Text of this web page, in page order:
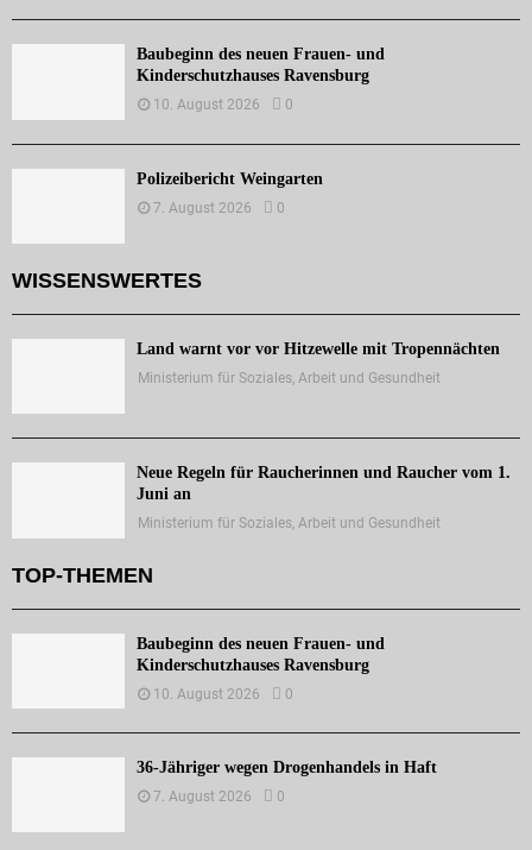
Baubeginn des neuen Frauen- und
Kinderschutzhauses Ravensburg
10. August 2026 0
Polizeibericht Weingarten
7. August 2026 0
WISSENSWERTES
Land warnt vor vor Hitzewelle mit Tropennächten
Ministerium für Soziales, Arbeit und Gesundheit
Neue Regeln für Raucherinnen und Raucher vom 1.
Juni an
Ministerium für Soziales, Arbeit und Gesundheit
TOP-THEMEN
Baubeginn des neuen Frauen- und
Kinderschutzhauses Ravensburg
10. August 2026 0
36-Jähriger wegen Drogenhandels in Haft
7. August 2026 0